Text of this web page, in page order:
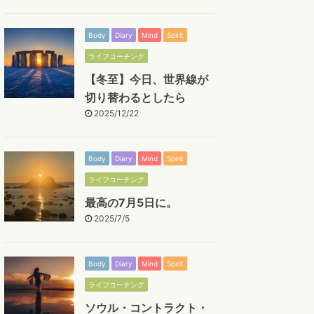
Body Diary Mind Spirit
ライフコーチング
【冬至】今日、世界線が
切り替わるとしたら
2025/12/22
Body Diary Mind Spirit
ライフコーチング
最高の7月5日に。
2025/7/5
Body Diary Mind Spirit
ライフコーチング
ソウル・コントラクト・